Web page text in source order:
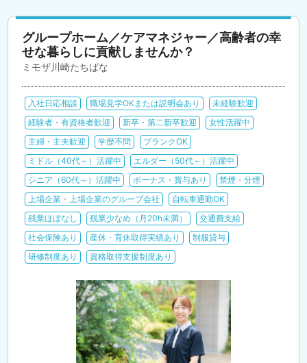
グループホーム／ケアマネジャー／高齢者の幸
せな暮らしに貢献しませんか？
ミモザ川崎たちばな
入社日応相談 職場見学OKまたは説明会あり
未経験歓迎
経験者・有資格者歓迎
新卒・第二新卒歓迎
女性活躍中
主婦・主夫歓迎
学歴不問
ブランクOK
ミドル（40代～）活躍中
エルダー（50代～）活躍中
シニア（60代～）活躍中
ボーナス・賞与あり
禁煙・分煙
上場企業・上場企業のグループ会社
自転車通勤OK
残業ほぼなし
残業少なめ（月20h未満）
交通費支給
社会保険あり
産休・育休取得実績あり
制服貸与
研修制度あり
資格取得支援制度あり